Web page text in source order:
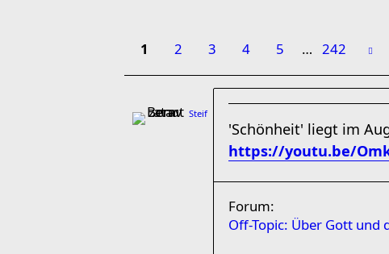
1 2 3 4 5 … 242
Steif
'Schönheit' liegt im
https://youtu.be/
Forum:
Off-Topic: Über Gott und